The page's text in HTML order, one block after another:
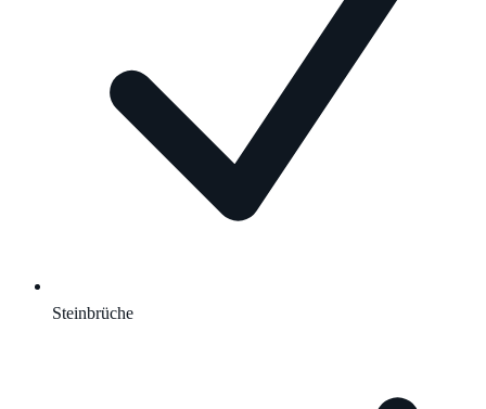
Steinbrüche